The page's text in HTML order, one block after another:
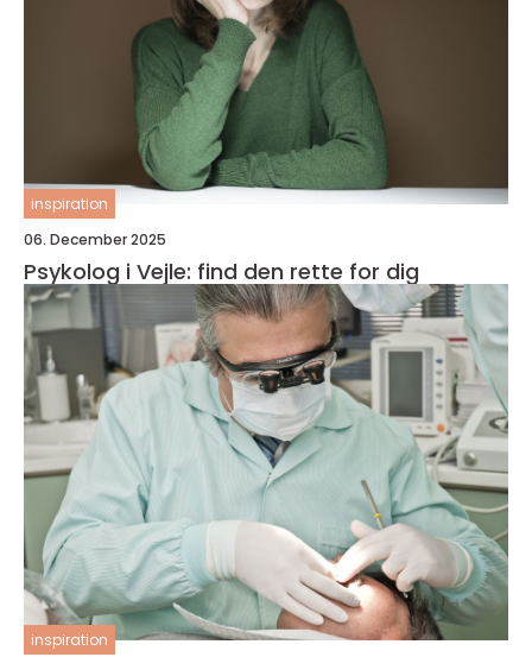
inspiration
06. December 2025
Psykolog i Vejle: find den rette for dig
inspiration